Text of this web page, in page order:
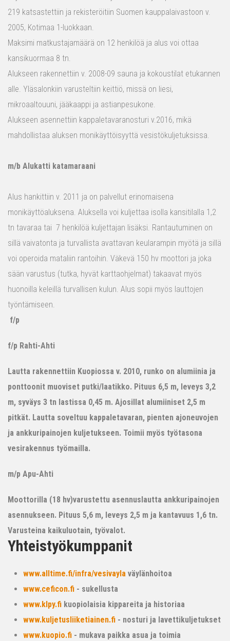
219 katsastettiin ja rekisteröitiin Suomen kauppalaivastoon v.
2005, Kotimaa 1-luokkaan.
Maksimi matkustajamäärä on 12 henkilöä ja alus voi ottaa
kansikuormaa 8 tn.
Alukseen rakennettiin v. 2008-09 sauna ja kokoustilat etukannen
alle. Yläsalonkiin varusteltiin keittiö, missä on liesi,
mikroaaltouuni, jääkaappi ja astianpesukone.
Alukseen asennettiin kappaletavaranosturi v.2016, mikä
mahdollistaa aluksen monikäyttöisyyttä vesistökuljetuksissa.
m/b Alukatti katamaraani
Alus hankittiin v. 2011 ja on palvellut erinomaisena
monikäyttöaluksena. Aluksella voi kuljettaa isolla kansitilalla 1,2
tn tavaraa tai 7 henkilöä kuljettajan lisäksi. Rantautuminen on
sillä vaivatonta ja turvallista avattavan keularampin myötä ja sillä
voi operoida mataliin rantoihin. Väkevä 150 hv moottori ja joka
sään varustus (tutka, hyvät karttaohjelmat) takaavat myös
huonoilla keleillä turvallisen kulun. Alus sopii myös lauttojen
työntämiseen.
f/p
f/p Rahti-Ahti
Lautta rakennettiin Kuopiossa v. 2010, runko on alumiinia ja
ponttoonit muoviset putki/laatikko. Pituus 6,5 m, leveys 3,2
m, syväys 3 tn lastissa 0,45 m. Ajosillat alumiiniset 2,5 m
pitkät. Lautta soveltuu kappaletavaran, pienten ajoneuvojen
ja ankkuripainojen kuljetukseen. Toimii myös työtasona
vesirakennus työmailla.
m/p Apu-Ahti
Moottorilla (18 hv)varustettu asennuslautta ankkuripainojen
asennukseen. Pituus 5,6 m, leveys 2,5 m ja kantavuus 1,6 tn.
Varusteina kaikuluotain, työvalot.
Yhteistyökumppanit
www.alltime.fi/infra/vesivayla väylänhoitoa
www.ceficon.fi - sukellusta
www.klpy.fi kuopiolaisia kippareita ja historiaa
www.kuljetusliiketiainen.fi - nosturi ja lavettikuljetukset
www.kuopio.fi - mukava paikka asua ja toimia